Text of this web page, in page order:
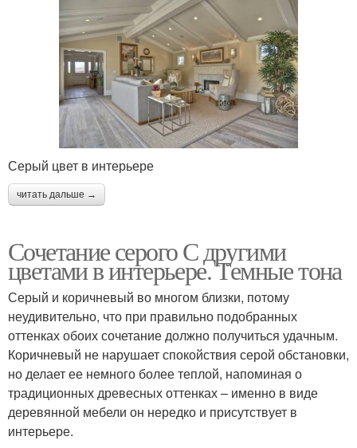
Серый цвет в интерьере
читать дальше →
Сочетание серого С другими
цветами в интерьере. Темные тона
Серый и коричневый во многом близки, потому
неудивительно, что при правильно подобранных
оттенках обоих сочетание должно получиться удачным.
Коричневый не нарушает спокойствия серой обстановки,
но делает ее немного более теплой, напоминая о
традиционных древесных оттенках – именно в виде
деревянной мебели он нередко и присутствует в
интерьере.